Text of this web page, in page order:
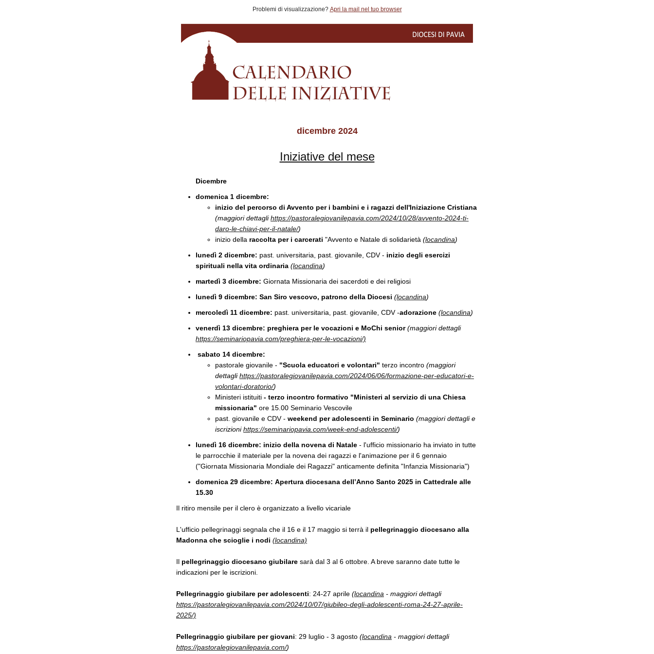
Problemi di visualizzazione? Apri la mail nel tuo browser
dicembre 2024
Iniziative del mese
Dicembre
domenica 1 dicembre:
inizio del percorso di Avvento per i bambini e i ragazzi dell'Iniziazione Cristiana
(maggiori dettaglihttps://pastoralegiovanilepavia.com/2024/10/28/avvento-2024-ti-
daro-le-chiavi-per-il-natale/)
inizio della raccolta per i carcerati "Avvento e Natale di solidarietà (locandina)
lunedì 2 dicembre: past. universitaria, past. giovanile, CDV - inizio degli esercizi
spirituali nella vita ordinaria (locandina)
martedì 3 dicembre: Giornata Missionaria dei sacerdoti e dei religiosi
lunedì 9 dicembre: San Siro vescovo, patrono della Diocesi (locandina)
mercoledì 11 dicembre: past. universitaria, past. giovanile, CDV -adorazione (locandina)
venerdì 13 dicembre: preghiera per le vocazioni e MoChi senior (maggiori dettagli
https://seminariopavia.com/preghiera-per-le-vocazioni/)
sabato 14 dicembre:
pastorale giovanile - "Scuola educatori e volontari" terzo incontro (maggiori
dettaglihttps://pastoralegiovanilepavia.com/2024/06/06/formazione-per-educatori-e-
volontari-doratorio/)
Ministeri istituiti - terzo incontro formativo "Ministeri al servizio di una Chiesa
missionaria" ore 15.00 Seminario Vescovile
past. giovanile e CDV - weekend per adolescenti in Seminario (maggiori dettagli e
iscrizionihttps://seminariopavia.com/week-end-adolescenti/)
lunedì 16 dicembre: inizio della novena di Natale - l'ufficio missionario ha inviato in tutte
le parrocchie il materiale per la novena dei ragazzi e l'animazione per il 6 gennaio
("Giornata Missionaria Mondiale dei Ragazzi" anticamente definita "Infanzia Missionaria")
domenica 29 dicembre: Apertura diocesana dell’Anno Santo 2025 in Cattedrale alle
15.30
Il ritiro mensile per il clero è organizzato a livello vicariale
L'ufficio pellegrinaggi segnala che il 16 e il 17 maggio si terrà il pellegrinaggio diocesano alla
Madonna che scioglie i nodi (locandina)
Il pellegrinaggio diocesano giubilare sarà dal 3 al 6 ottobre. A breve saranno date tutte le
indicazioni per le iscrizioni.
Pellegrinaggio giubilare per adolescenti: 24-27 aprile (locandina - maggiori dettagli
https://pastoralegiovanilepavia.com/2024/10/07/giubileo-degli-adolescenti-roma-24-27-aprile-
2025/)
Pellegrinaggio giubilare per giovani: 29 luglio - 3 agosto (locandina - maggiori dettagli
https://pastoralegiovanilepavia.com/)